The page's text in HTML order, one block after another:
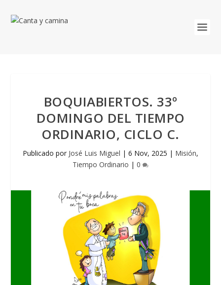
BOQUIABIERTOS. 33º
DOMINGO DEL TIEMPO
ORDINARIO, CICLO C.
Publicado por José Luis Miguel | 6 Nov, 2025 | Misión,
Tiempo Ordinario | 0